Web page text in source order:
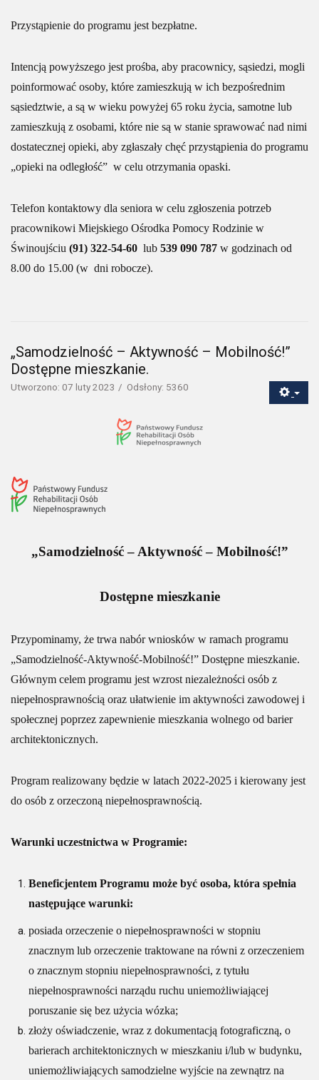
Przystąpienie do programu jest bezpłatne.
Intencją powyższego jest prośba, aby pracownicy, sąsiedzi, mogli
poinformować osoby, które zamieszkują w ich bezpośrednim
sąsiedztwie, a są w wieku powyżej 65 roku życia, samotne lub
zamieszkują z osobami, które nie są w stanie sprawować nad nimi
dostatecznej opieki, aby zgłaszały chęć przystąpienia do programu
„opieki na odległość” w celu otrzymania opaski.
Telefon kontaktowy dla seniora w celu zgłoszenia potrzeb
pracownikowi Miejskiego Ośrodka Pomocy Rodzinie w
Świnoujściu (91) 322-54-60 lub 539 090 787 w godzinach od
8.00 do 15.00 (w dni robocze).
„Samodzielność – Aktywność – Mobilność!”
Dostępne mieszkanie.
Utworzono: 07 luty 2023 Odsłony: 5360
„Samodzielność – Aktywność – Mobilność!”
Dostępne mieszkanie
Przypominamy, że trwa nabór wniosków w ramach programu
„Samodzielność-Aktywność-Mobilność!” Dostępne mieszkanie.
Głównym celem programu jest wzrost niezależności osób z
niepełnosprawnością oraz ułatwienie im aktywności zawodowej i
społecznej poprzez zapewnienie mieszkania wolnego od barier
architektonicznych.
Program realizowany będzie w latach 2022-2025 i kierowany jest
do osób z orzeczoną niepełnosprawnością.
Warunki uczestnictwa w Programie:
Beneficjentem Programu może być osoba, która spełnia
następujące warunki:
posiada orzeczenie o niepełnosprawności w stopniu
znacznym lub orzeczenie traktowane na równi z orzeczeniem
o znacznym stopniu niepełnosprawności, z tytułu
niepełnosprawności narządu ruchu uniemożliwiającej
poruszanie się bez użycia wózka;
złoży oświadczenie, wraz z dokumentacją fotograficzną, o
barierach architektonicznych w mieszkaniu i/lub w budynku,
uniemożliwiających samodzielne wyjście na zewnątrz na